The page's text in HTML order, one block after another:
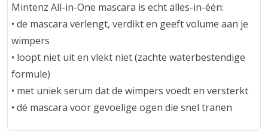
Mintenz All-in-One mascara is echt alles-in-één:
• de mascara verlengt, verdikt en geeft volume aan je
wimpers
• loopt niet uit en vlekt niet (zachte waterbestendige
formule)
• met uniek serum dat de wimpers voedt en versterkt
• dé mascara voor gevoelige ogen die snel tranen